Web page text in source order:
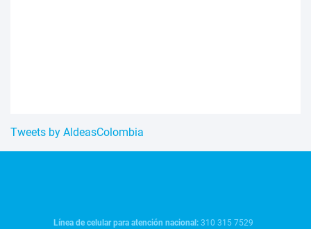
Tweets by AldeasColombia
Línea de celular para atención nacional:310 315 7529